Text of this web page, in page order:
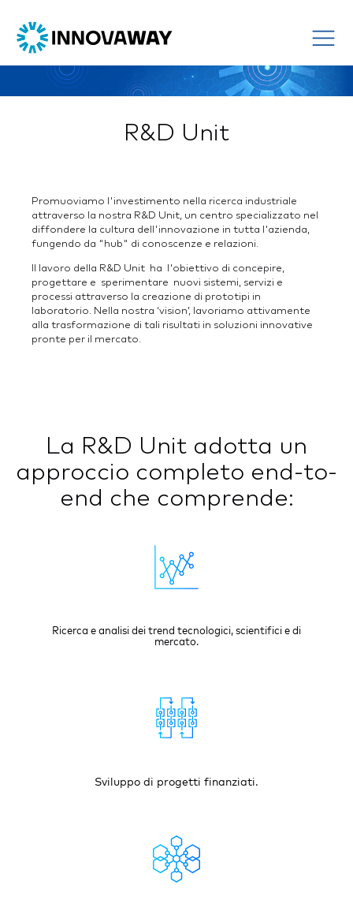
R&D Unit
Promuoviamo l'investimento nella ricerca industriale
attraverso la nostra R&D Unit, un centro specializzato nel
diffondere la cultura dell'innovazione in tutta l'azienda,
fungendo da "hub" di conoscenze e relazioni.
Il lavoro della R&D Unit ha l'obiettivo di concepire,
progettare e sperimentare nuovi sistemi, servizi e
processi attraverso la creazione di prototipi in
laboratorio. Nella nostra ‘vision’, lavoriamo attivamente
alla trasformazione di tali risultati in soluzioni innovative
pronte per il mercato.
La R&D Unit adotta un
approccio completo end-to-
end che comprende:
Ricerca e analisi dei trend tecnologici, scientifici e di
mercato.
Sviluppo di progetti finanziati.